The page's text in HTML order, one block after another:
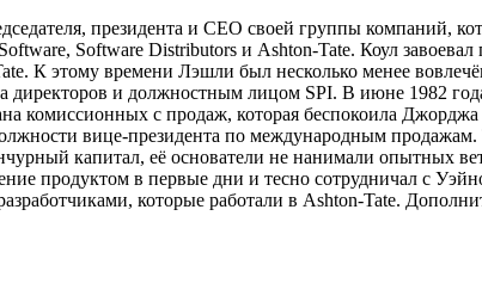
президента и CEO своей группы компаний,
Software Distributors и Ashton-Tate. Коул
К этому времени Лэшли был несколько менее
директоров и должностным лицом SPI. В июне 1982
комиссионных с продаж, которая беспокоила
вице-президента по международным
капитал, её основатели не нанимали опытных
продуктом в первые дни и тесно сотрудничал с
которые работали в Ashton-Tate.